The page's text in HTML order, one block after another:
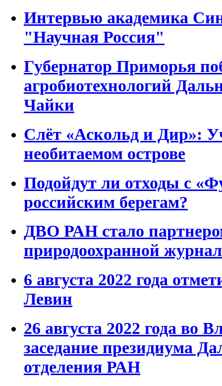
Интервью академика
"Научная Россия"
Губернатор Приморья
агробиотехнологий
Чайки
Слёт «Аскольд и Дир»:
необитаемом острове
Подойдут ли отходы с
российским берегам?
ДВО РАН стало
природоохранной
6 августа 2022 года
Левин
26 августа 2022 года во
заседание президиума
отделения РАН